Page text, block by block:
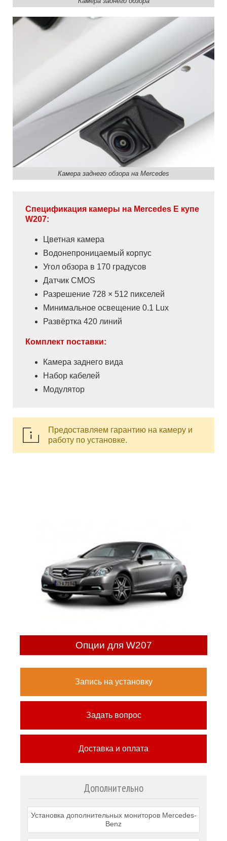
Камера заднего обзора на Mercedes
Спецификация камеры на Mercedes Е купе
W207:
Цветная камера
Водонепроницаемый корпус
Угол обзора в 170 градусов
Датчик CMOS
Разрешение 728 × 512 пикселей
Минимальное освещение 0.1 Lux
Развёртка 420 линий
Комплект поставки:
Камера заднего вида
Набор кабелей
Модулятор
Предоставляем гарантию на камеру и
работу по установке.
Опции для W207
Запись на установку
Задать вопрос
Доставка и оплата
Дополнительно
Установка дополнительных мониторов Mercedes-
Benz